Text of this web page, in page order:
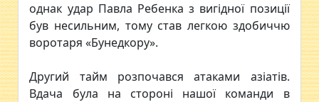
однак удар Павла Ребенка з вигідної позиції
був несильним, тому став легкою здобиччю
воротаря «Бунедкору».
Другий тайм розпочався атаками азіатів.
Вдача була на стороні нашої команди в